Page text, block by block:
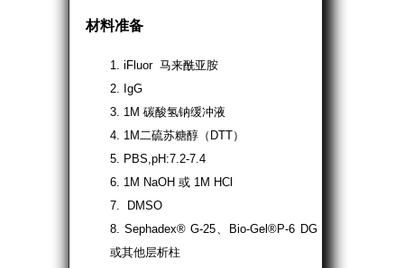
材料准备
1. iFluor 马来酰亚胺
2. IgG
3. 1M 碳酸氢钠缓冲液
4. 1M二硫苏糖醇（DTT）
5. PBS,pH:7.2-7.4
6. 1M NaOH 或 1M HCl
7. DMSO
8. Sephadex® G-25、Bio-Gel®P-6 DG
或其他层析柱